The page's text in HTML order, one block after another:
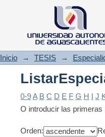
Inicio → TESIS →
0-9A B C D E F G H I J
O introducir las primeras
Orden: